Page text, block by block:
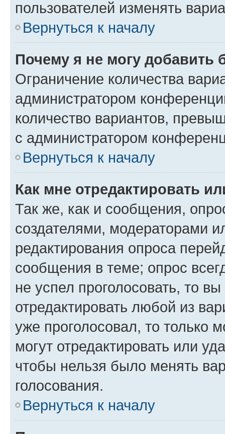
пользователей изменять
Вернуться к началу
Почему я не могу добавить
Ограничение количества
администратором
количество вариантов,
с администратором
Вернуться к началу
Как мне отредактировать
Так же, как и сообщения,
создателями, модераторами
редактирования опроса
сообщения в теме; опрос
не успел проголосовать, то
отредактировать любой из
уже проголосовал, то только
могут отредактировать или
чтобы нельзя было менять
голосования.
Вернуться к началу